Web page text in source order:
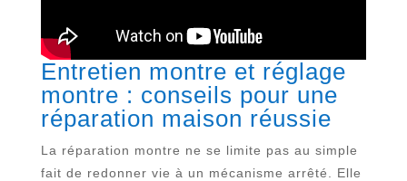
Entretien montre et réglage
montre : conseils pour une
réparation maison réussie
La réparation montre ne se limite pas au simple
fait de redonner vie à un mécanisme arrêté. Elle